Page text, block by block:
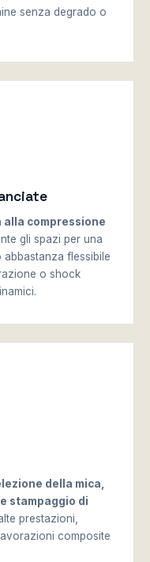
senza degrado o
alla compressione
gli spazi per una
flessibile
o shock
della mica,
stampaggio di
prestazioni,
composite